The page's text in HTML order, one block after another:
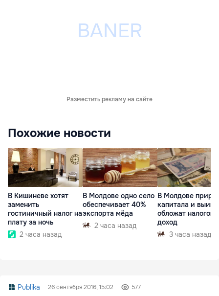
Разместить рекламу на сайте
Похожие новости
В Кишиневе хотят
заменить
гостиничный налог на
плату за ночь
2 часа назад
В Молдове одно село
обеспечивает 40%
экспорта мёда
2 часа назад
В Молдове
капитала и
обложат налогом
доход
3 часа назад
Publika 26 сентября 2016, 15:02 577